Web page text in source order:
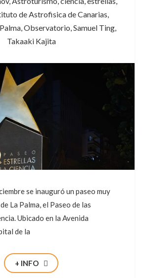
de Astrofisica de Canarias
, Observatorio Samuel Ting,
Takaaki Kajita
se inauguró un paseo muy
La Palma, el Paseo de las
Ubicado en la Avenida
de la
+ INFO